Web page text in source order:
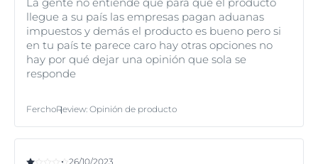
llegue a su país las empresas pagan aduanas
impuestos y demás el producto es bueno pero si
en tu país te parece caro hay otras opciones no
hay por qué dejar una opinión que sola se
responde
FerchoReview: Opinión de producto
26/10/2023